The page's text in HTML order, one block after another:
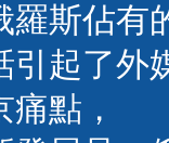
羅斯佔有
引起了外
痛點，